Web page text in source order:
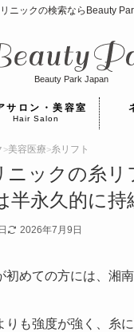
ニックの検索ならBeauty
Beauty Park Japan
サロン・美容室
Hair Salon
>美容医療>糸リフト
ニックの糸
半永久的に持
2026年7月9日
初めての方には、湘
りも強度が強く、糸